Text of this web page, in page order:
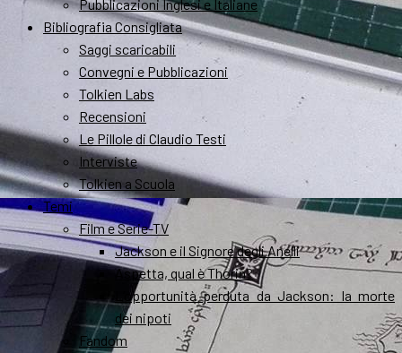
Pubblicazioni Inglesi e Italiane
Bibliografia Consigliata
Saggi scaricabili
Convegni e Pubblicazioni
Tolkien Labs
Recensioni
Le Pillole di Claudio Testi
Interviste
Tolkien a Scuola
Temi
Film e Serie-TV
Jackson e il Signore degli Anelli
Aspetta, qual è Thorin?
L’opportunità perduta da Jackson: la morte
dei nipoti
Fandom